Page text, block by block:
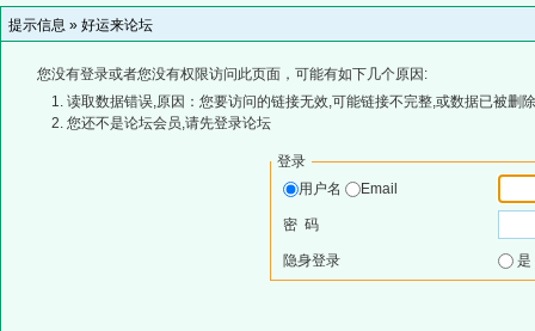
提示信息 » 好运来论坛
您没有登录或者您没有权限访问此页面，可能有如下几个原因:
读取数据错误,原因：您要访问的链接无效,可能链接不完整,或数据已被删
您还不是论坛会员,请先登录论坛
登录
用户名
Email
密 码
隐身登录